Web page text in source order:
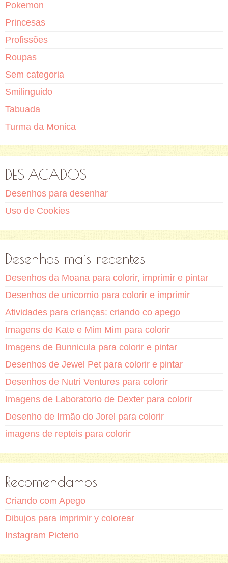
Pokemon
Princesas
Profissões
Roupas
Sem categoria
Smilinguido
Tabuada
Turma da Monica
DESTACADOS
Desenhos para desenhar
Uso de Cookies
Desenhos mais recentes
Desenhos da Moana para colorir, imprimir e pintar
Desenhos de unicornio para colorir e imprimir
Atividades para crianças: criando co apego
Imagens de Kate e Mim Mim para colorir
Imagens de Bunnicula para colorir e pintar
Desenhos de Jewel Pet para colorir e pintar
Desenhos de Nutri Ventures para colorir
Imagens de Laboratorio de Dexter para colorir
Desenho de Irmão do Jorel para colorir
imagens de repteis para colorir
Recomendamos
Criando com Apego
Dibujos para imprimir y colorear
Instagram Picterio